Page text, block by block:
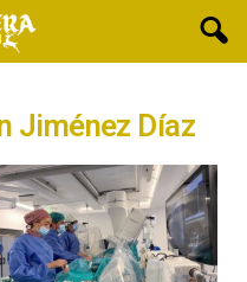
Jiménez Díaz